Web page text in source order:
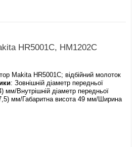
HR5001С, HM1202C
Makita HR5001С; відбійний молоток
: Зовнішній діаметр передньої
мм/Внутрішній діаметр передньої
мм/Габаритна висота 49 мм/Ширина